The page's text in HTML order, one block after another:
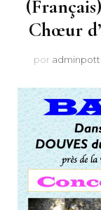
Chœur
por